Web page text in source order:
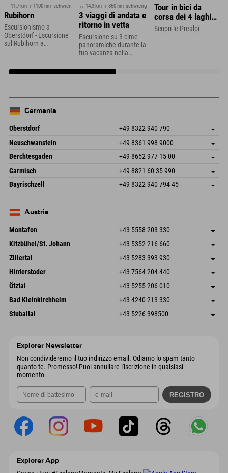
↔ 11,7 km ↕ 1100 hm schwierig
Rubihorn
Escursionismo a
Oberstdorf - Escursione
sul Rubihorn a
↔ 14,3 km ↕ 860 hm schwierig
3 viaggi di andata e
ritorno in vetta
Escursione su 3 cime
panoramiche durante la
tua vacanza nella
Tour in bici da
corsa dei 4 laghi
nella regione dello
Scopri le Prealpi
Germania
Oberstdorf +49 8322 940 790
An der Breitach 3
87538 Fischen I. Allgäu
Germania
Salva indirizzo
Informazioni sull'arrivo
Prenotazione
Neuschwanstein +49 8361 998 9000
An der Riese 45
87484 Nesselwang im Allgäu
Germania
Salva indirizzo
Prenotazione
Berchtesgaden +49 8652 977 15 00
Hofreitstr. 7
83471 Schönau am Königssee
Germania
Salva indirizzo
Informazioni sull'arrivo
Prenotazione
Garmisch +49 8821 60 35 990
Frickenstraße 22
82490 Farchant
Salva indirizzo
Bayrischzell +49 8322 940 794 45
Germania
Austria
Montafon +43 5558 203 330
Dorfstr. 127b
6793 Gaschurn/Montafon
Austria
Salva indirizzo
Informazioni sull'arrivo
Prenotazione
Kitzbühel/St. Johann +43 5352 216 660
Speckbacherstraße 87
Austria
Salva indirizzo
Prenotazione
Zillertal +43 5283 393 930
Schmiedau 2
6272 Kaltenbach im Zillertal
Austria
Salva indirizzo
Informazioni sull'arrivo
Prenotazione
Hinterstoder +43 7564 204 440
Freizeitpark 10
Austria
Salva indirizzo
Prenotazione
Ötztal +43 5255 206 010
Gscheat 14
6441 Umhausen
Austria
Salva indirizzo
Informazioni sull'arrivo
Prenotazione
Bad Kleinkirchheim +43 4240 213 330
Dorfstraße 24
Salva indirizzo
Stubaital +43 5226 398500
Explorer Newsletter
Non condivideremo il tuo indirizzo email. Odiamo lo spam tanto
quanto te. Promesso! Puoi annullare l'iscrizione in qualsiasi
momento.
Explorer App